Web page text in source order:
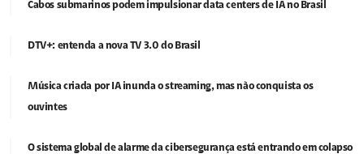
Cabos submarinos podem impulsionar data centers de IA no Brasil
DTV+: entenda a nova TV 3.0 do Brasil
Música criada por IA inunda o streaming, mas não conquista os
ouvintes
O sistema global de alarme da cibersegurança está entrando em colapso